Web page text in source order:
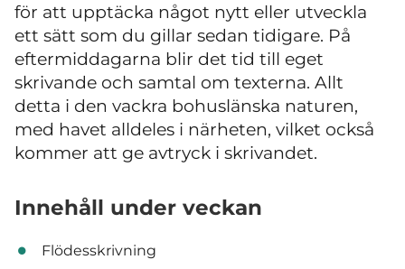
för att upptäcka något nytt eller utveckla
ett sätt som du gillar sedan tidigare. På
eftermiddagarna blir det tid till eget
skrivande och samtal om texterna. Allt
detta i den vackra bohuslänska naturen,
med havet alldeles i närheten, vilket också
kommer att ge avtryck i skrivandet.
Innehåll under veckan
Flödesskrivning